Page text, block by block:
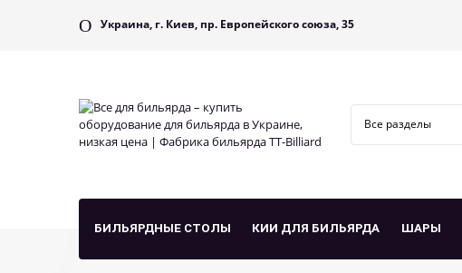
Украина, г. Киев, пр. Европейского союза, 35
БИЛЬЯРДНЫЕ СТОЛЫ КИИ ДЛЯ БИЛЬЯРДА ШАРЫ